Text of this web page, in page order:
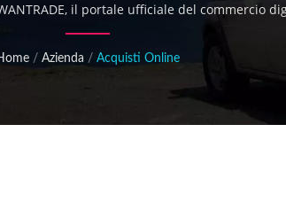
il portale ufficiale del commercio
processo di pagamento semplificato e
/ Azienda / Acquisti Online